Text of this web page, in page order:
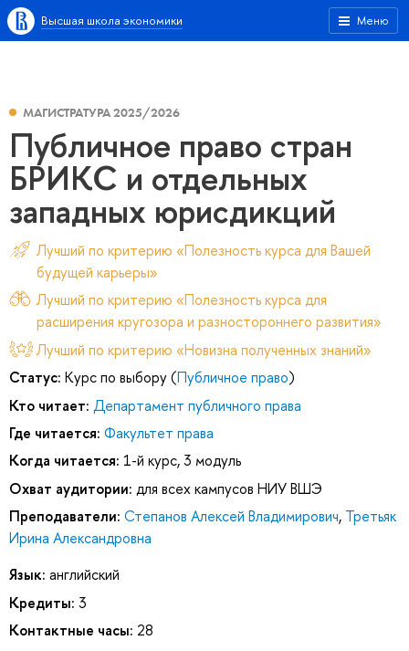
Меню
Высшая школа экономики
МАГИСТРАТУРА 2025/2026
Публичное право стран
БРИКС и отдельных
западных юрисдикций
Лучший по критерию «Полезность курса для Вашей
будущей карьеры»
Лучший по критерию «Полезность курса для
расширения кругозора и разностороннего развития»
Лучший по критерию «Новизна полученных знаний»
Статус: Курс по выбору (Публичное право)
Кто читает: Департамент публичного права
Где читается: Факультет права
Когда читается: 1-й курс, 3 модуль
Охват аудитории: для всех кампусов НИУ ВШЭ
Преподаватели: Степанов Алексей Владимирович, Третьяк
Ирина Александровна
Язык: английский
Кредиты: 3
Контактные часы: 28